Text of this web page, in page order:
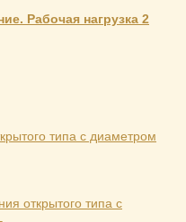
Рабочая нагрузка 2